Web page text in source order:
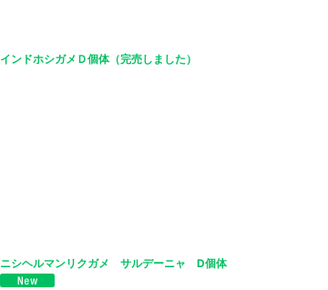
インドホシガメＤ個体（完売しました）
ニシヘルマンリクガメ サルデーニャ D個体